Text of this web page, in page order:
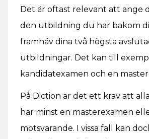
Det är oftast relevant att ange
den utbildning du har bakom
framhäv dina två högsta
utbildningar. Det kan till
kandidatexamen och en
På Diction är det ett krav att
har minst en masterexamen
motsvarande. I vissa fall kan